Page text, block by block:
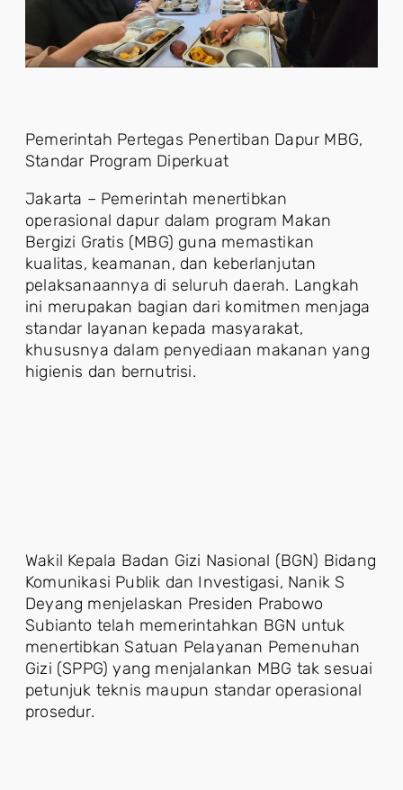
Pemerintah Pertegas Penertiban Dapur MBG,
Standar Program Diperkuat
Jakarta – Pemerintah menertibkan
operasional dapur dalam program Makan
Bergizi Gratis (MBG) guna memastikan
kualitas, keamanan, dan keberlanjutan
pelaksanaannya di seluruh daerah. Langkah
ini merupakan bagian dari komitmen menjaga
standar layanan kepada masyarakat,
khususnya dalam penyediaan makanan yang
higienis dan bernutrisi.
Wakil Kepala Badan Gizi Nasional (BGN) Bidang
Komunikasi Publik dan Investigasi, Nanik S
Deyang menjelaskan Presiden Prabowo
Subianto telah memerintahkan BGN untuk
menertibkan Satuan Pelayanan Pemenuhan
Gizi (SPPG) yang menjalankan MBG tak sesuai
petunjuk teknis maupun standar operasional
prosedur.